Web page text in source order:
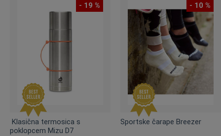
- 19 %
Klasična termosica s
poklopcem Mizu D7
- 10 %
Sportske čarape Breezer